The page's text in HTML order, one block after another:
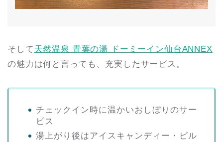
そして 天然温泉 青葉の湯 ドーミーイン仙台ANNEX
の魅力は何と言っても、充実したサービス。
チェックイン時に温かいおしぼりのサー
ビス
湯上がり後はアイスキャンディー・ピル